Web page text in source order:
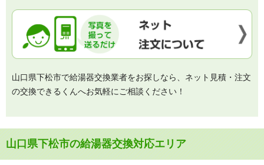
山口県下松市で給湯器交換業者をお探しなら、ネット見積・注文
の交換できるくんへお気軽にご相談ください！
山口県下松市の給湯器交換対応エリア